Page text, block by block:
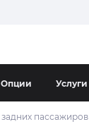
Опции Услуги
пассажиров